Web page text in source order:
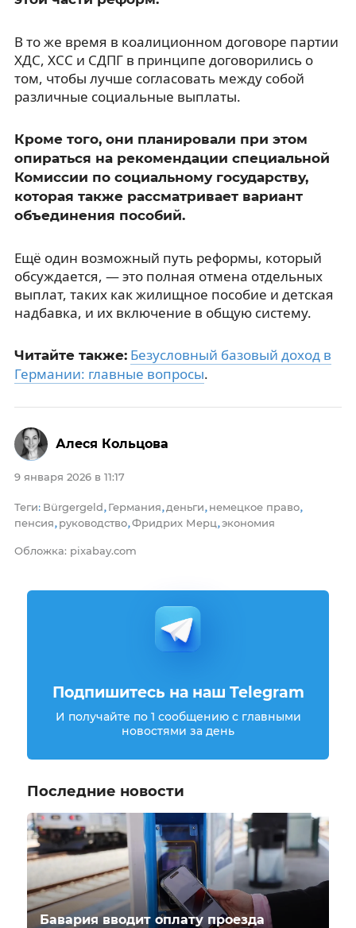
В то же время в коалиционном договоре партии
ХДС, ХСС и СДПГ в принципе договорились о
том, чтобы лучше согласовать между собой
различные социальные выплаты.
Кроме того, они планировали при этом
опираться на рекомендации специальной
Комиссии по социальному государству,
которая также рассматривает вариант
объединения пособий.
Ещё один возможный путь реформы, который
обсуждается, — это полная отмена отдельных
выплат, таких как жилищное пособие и детская
надбавка, и их включение в общую систему.
Читайте также: Безусловный базовый доход в
Германии: главные вопросы.
9 января 2026 в 11:17
Теги: Bürgergeld, Германия, деньги, немецкое право,
пенсия, руководство,Фридрих Мерц,экономия
Обложка: pixabay.com
Алеся Кольцова
Подпишитесь на наш Telegram
И получайте по 1 сообщению с главными
новостями за день
Последние новости
Бавария вводит оплату проезда